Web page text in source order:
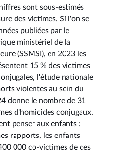
sont sous-estimés
des victimes. Si l'on se
publiées par le
ministériel de la
(SSMSI), en 2023 les
15 % des victimes
l'étude nationale
violentes au sein du
donne le nombre de 31
d'homicides conjugaux.
penser aux enfants :
rapports, les enfants
000 co-victimes de ces